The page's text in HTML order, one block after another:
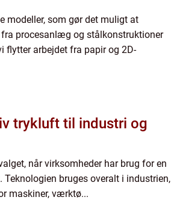
modeller, som gør det muligt at
procesanlæg og stålkonstruktioner
flytter arbejdet fra papir og 2D-
trykluft til industri og
når virksomheder har brug for en
bruges overalt i industrien,
maskiner, værktø...